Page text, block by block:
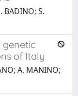
BADINO; S.
genetic
of Italy
A. MANINO;